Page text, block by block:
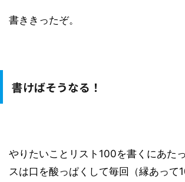
書ききったぞ。
書けばそうなる！
やりたいことリスト100を書くにあた
スは口を酸っぱくして毎回（縁あって